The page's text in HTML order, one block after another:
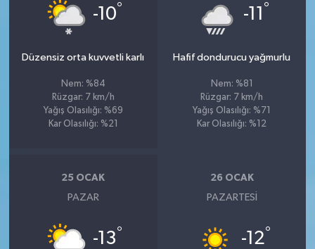
-10°
Düzensiz orta kuvvetli karlı
Nem: %84
Rüzgar: 7 km/h
Yağış Olasılığı: %69
Kar Olasılığı: %21
-11 °
Hafif dondurucu yağmurlu
Nem: %81
Rüzgar: 7 km/h
Yağış Olasılığı: %71
Kar Olasılığı: %12
25 OCAK
PAZAR
-13°
26 OCAK
PAZARTESI
-12°